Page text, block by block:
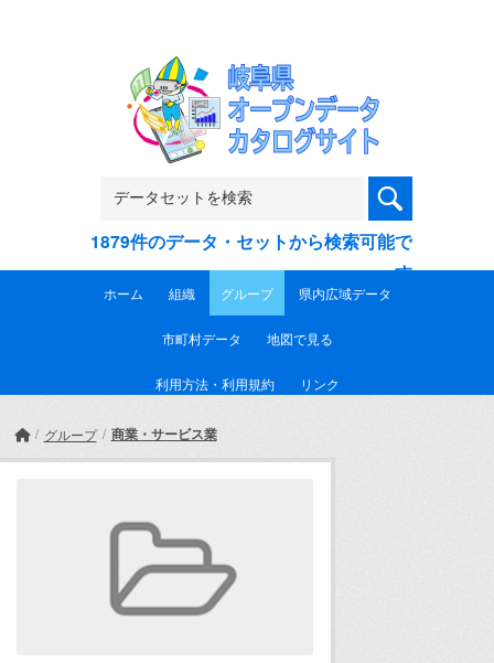
1879件のデータ・セットから検索可能で
す
ホーム 組織 グループ 県内広域データ
市町村データ 地図で見る
利用方法・利用規約 リンク
グループ 商業・サービス業